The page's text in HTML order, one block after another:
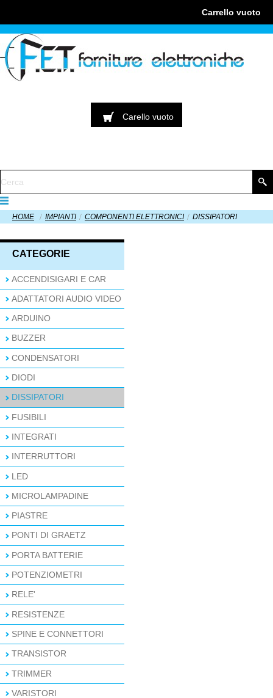
Carrello vuoto
Carello vuoto
HOME IMPIANTI COMPONENTI ELETTRONICI DISSIPATORI
CATEGORIE
ACCENDISIGARI E CAR
ADATTATORI AUDIO VIDEO
ARDUINO
BUZZER
CONDENSATORI
DIODI
DISSIPATORI
FUSIBILI
INTEGRATI
INTERRUTTORI
LED
MICROLAMPADINE
PIASTRE
PONTI DI GRAETZ
PORTA BATTERIE
POTENZIOMETRI
RELE'
RESISTENZE
SPINE E CONNETTORI
TRANSISTOR
TRIMMER
VARISTORI